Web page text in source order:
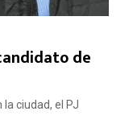
de
ciudad, el PJ